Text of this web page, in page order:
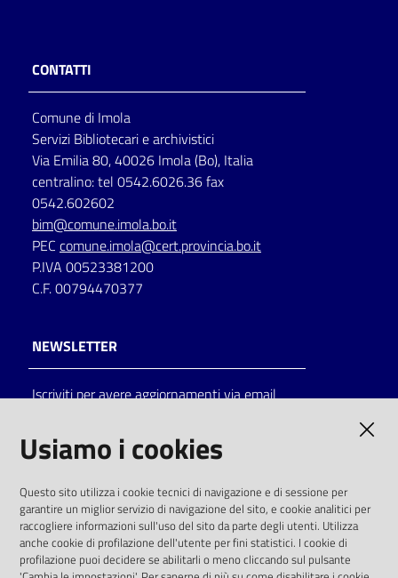
CONTATTI
Comune di Imola
Servizi Bibliotecari e archivistici
Via Emilia 80, 40026 Imola (Bo), Italia
centralino: tel 0542.6026.36 fax
0542.602602
bim@comune.imola.bo.it
PEC comune.imola@cert.provincia.bo.it
P.IVA 00523381200
C.F. 00794470377
NEWSLETTER
Iscriviti per avere aggiornamenti via email
solo alle condizioni previste dalla direttiva
comunitaria 2003/98/CE e dal d.lgs. 36/2006
SOCIAL
Usiamo i cookies
Questo sito utilizza i cookie tecnici di navigazione e di sessione per
garantire un miglior servizio di navigazione del sito, e cookie analitici per
raccogliere informazioni sull'uso del sito da parte degli utenti. Utilizza
anche cookie di profilazione dell'utente per fini statistici. I cookie di
profilazione puoi decidere se abilitarli o meno cliccando sul pulsante